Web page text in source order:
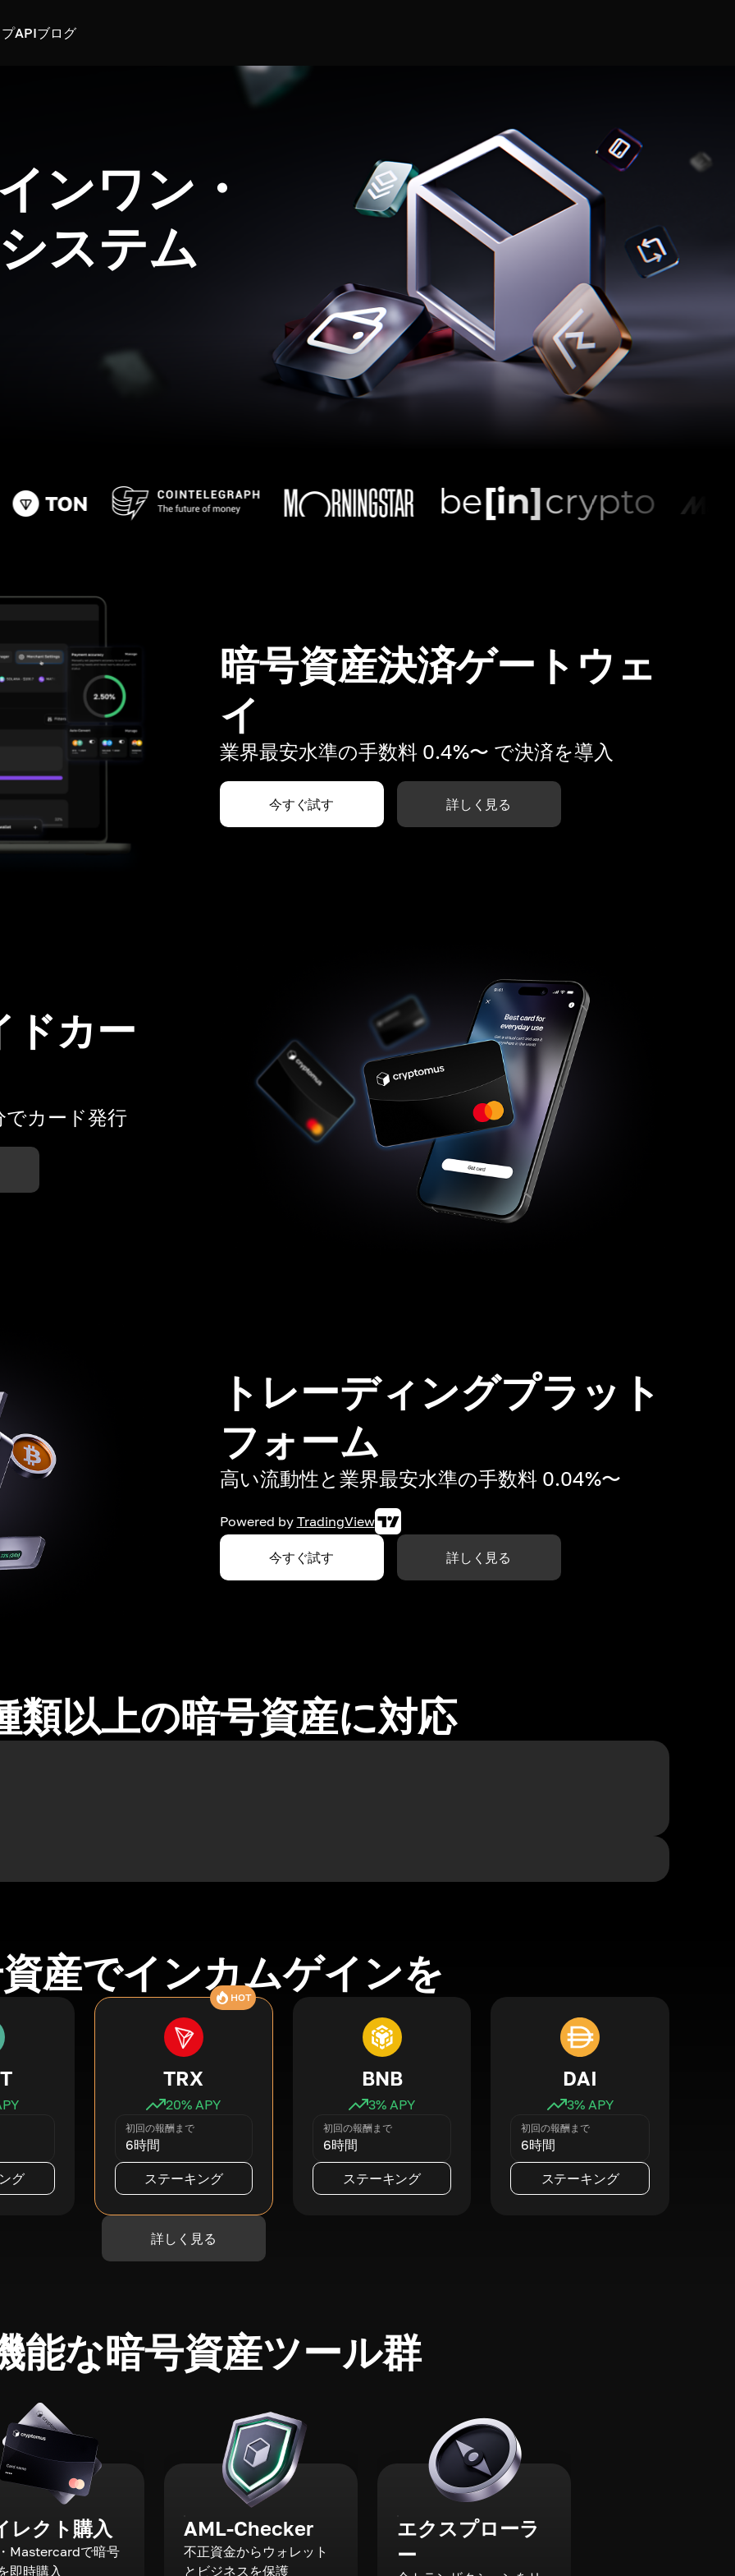
APIブログ
ンワン・
ステム
暗号資産決済ゲートウェ
イ
業界最安水準の手数料 0.4%〜 で決済を導入
今すぐ試す 詳しく見る
ドカー
でカード発行
トレーディングプラット
フォーム
高い流動性と業界最安水準の手数料 0.04%〜
Powered by TradingView
今すぐ試す 詳しく見る
類以上の暗号資産に対応
産でインカムゲインを
グ
HOT
TRX
20% APY
初回の報酬まで
6時間
ステーキング
BNB
3% APY
初回の報酬まで
6時間
ステーキング
DAI
3% APY
初回の報酬まで
6時間
ステーキング
詳しく見る
能な暗号資産ツール群
レクト購入
Mastercardで暗号
即時購入
AML-Checker
不正資金からウォレット
とビジネスを保護
エクスプローラ
ー